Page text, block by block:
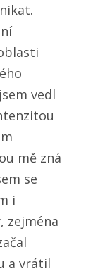
vedl
mě zná
se
i
zejména
a vrátil